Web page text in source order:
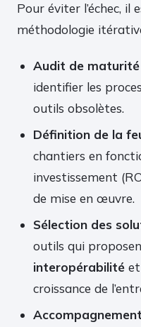
Pour éviter l’échec, il
méthodologie
Audit de
identifier les
outils obsolètes.
Définition de la
chantiers en
investissement
de mise en œuvre.
Sélection des
outils qui
interopérabilité
croissance de